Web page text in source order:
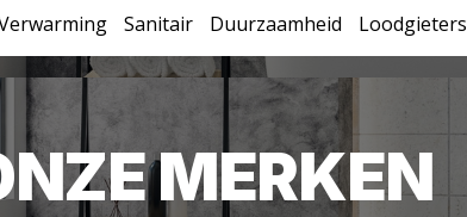
Sanitair Duurzaamheid
MERKEN